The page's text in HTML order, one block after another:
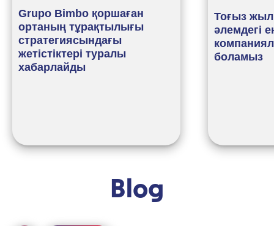
Grupo Bimbo қоршаған
ортаның тұрақтылығы
стратегиясындағы
жетістіктері туралы
хабарлайды
Тоғыз
әлемдегі
боламыз
Blog